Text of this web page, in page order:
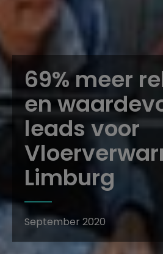
69% meer
en
leads voor
Limburg
September 2020